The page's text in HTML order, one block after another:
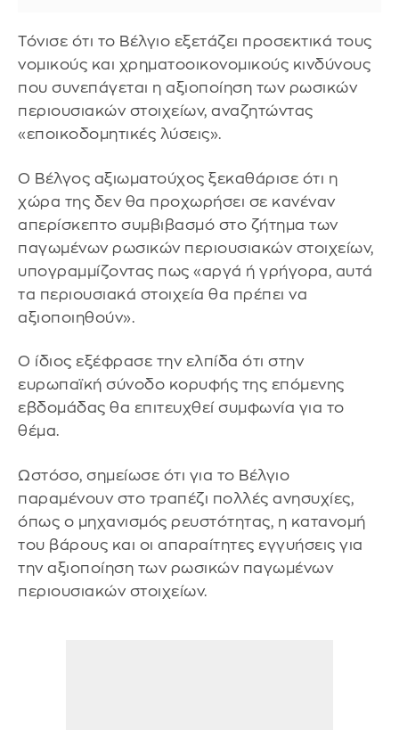
Τόνισε ότι το Βέλγιο εξετάζει προσεκτικά τους
νομικούς και χρηματοοικονομικούς κινδύνους
που συνεπάγεται η αξιοποίηση των ρωσικών
περιουσιακών στοιχείων, αναζητώντας
«εποικοδομητικές λύσεις».
Ο Βέλγος αξιωματούχος ξεκαθάρισε ότι η
χώρα της δεν θα προχωρήσει σε κανέναν
απερίσκεπτο συμβιβασμό στο ζήτημα των
παγωμένων ρωσικών περιουσιακών στοιχείων,
υπογραμμίζοντας πως «αργά ή γρήγορα, αυτά
τα περιουσιακά στοιχεία θα πρέπει να
αξιοποιηθούν».
Ο ίδιος εξέφρασε την ελπίδα ότι στην
ευρωπαϊκή σύνοδο κορυφής της επόμενης
εβδομάδας θα επιτευχθεί συμφωνία για το
θέμα.
Ωστόσο, σημείωσε ότι για το Βέλγιο
παραμένουν στο τραπέζι πολλές ανησυχίες,
όπως ο μηχανισμός ρευστότητας, η κατανομή
του βάρους και οι απαραίτητες εγγυήσεις για
την αξιοποίηση των ρωσικών παγωμένων
περιουσιακών στοιχείων.